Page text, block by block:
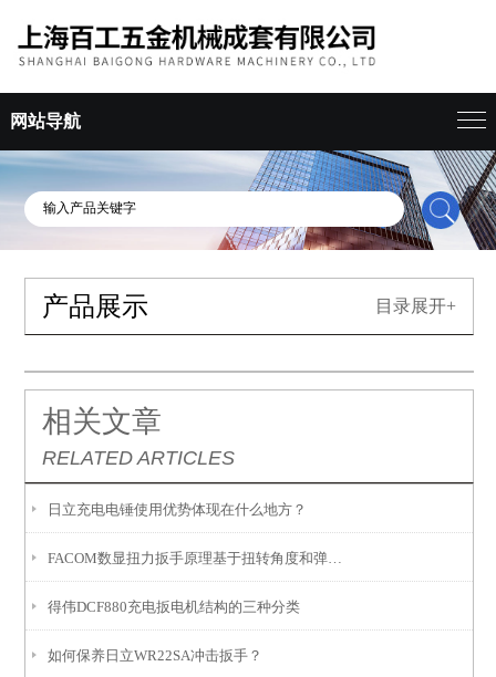
网站导航
产品展示 目录展开+
相关文章
RELATED ARTICLES
日立充电电锤使用优势体现在什么地方？
得伟DCF880充电扳电机结构的三种分类
如何保养日立WR22SA冲击扳手？